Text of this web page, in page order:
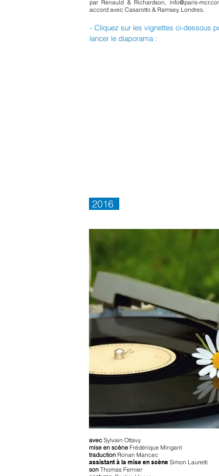
par Renauld & Richardson, info@paris-
accord avec Casarotto & Ramsey, Londres.
› Cliquez sur les vignettes ci-dessous
lancer le diaporama :
2016
avec Sylvain Ottavy
mise en scène Frédérique Mingant
traduction Ronan Mancec
assistant à la mise en scène Simon Lauretti
son Thomas Fernier